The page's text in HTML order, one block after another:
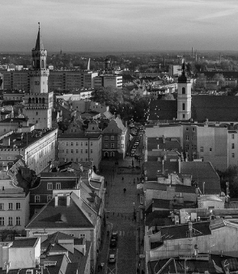
Partner
Zaloguj się